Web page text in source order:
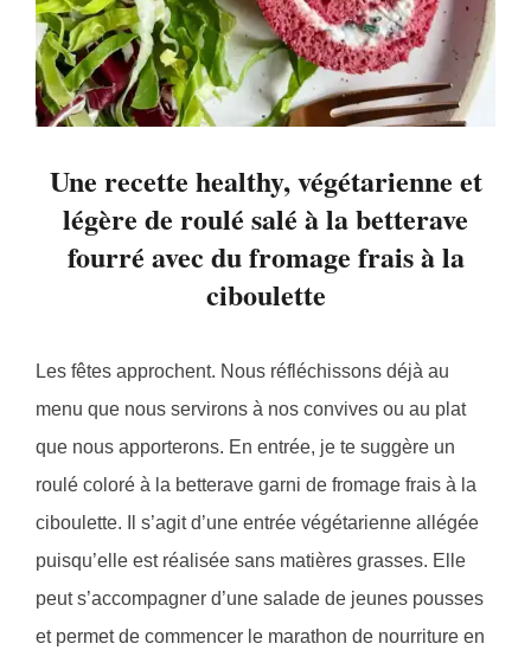
Une recette healthy, végétarienne et
légère de roulé salé à la betterave
fourré avec du fromage frais à la
ciboulette
Les fêtes approchent. Nous réfléchissons déjà au
menu que nous servirons à nos convives ou au plat
que nous apporterons. En entrée, je te suggère un
roulé coloré à la betterave garni de fromage frais à la
ciboulette. Il s’agit d’une entrée végétarienne allégée
puisqu’elle est réalisée sans matières grasses. Elle
peut s’accompagner d’une salade de jeunes pousses
et permet de commencer le marathon de nourriture en